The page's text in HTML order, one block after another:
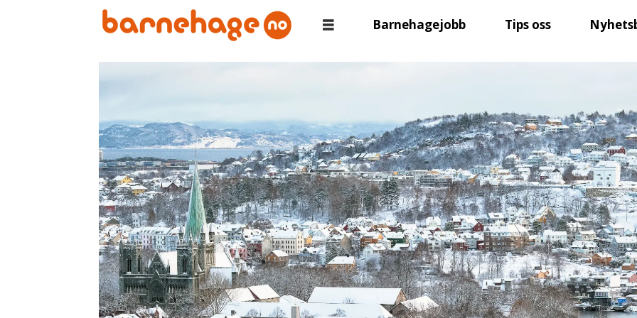
Barnehagejobb Tips oss